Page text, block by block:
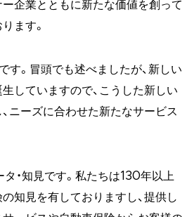
企業とともに新たな価値を創って
ます。
す。冒頭でも述べましたが、新しい
していますので、こうした新しい
ニーズに合わせた新たなサービス
タ・知見です。私たちは130年以上
知見を有しておりますし、提供し